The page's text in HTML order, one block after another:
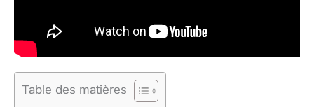
Table des matières